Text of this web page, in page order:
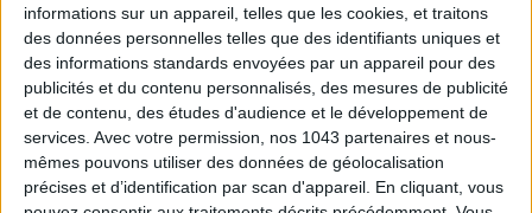
informations sur un appareil, telles que les cookies, et traitons
des données personnelles telles que des identifiants uniques et
des informations standards envoyées par un appareil pour des
publicités et du contenu personnalisés, des mesures de publicité
et de contenu, des études d'audience et le développement de
services. Avec votre permission, nos 1043 partenaires et nous-
mêmes pouvons utiliser des données de géolocalisation
précises et d’identification par scan d'appareil. En cliquant, vous
ADOPT PARFUMS IS REVOLUTIONIZING AFFORDABLE MADE-IN-FRANCE
FRAGRANCES